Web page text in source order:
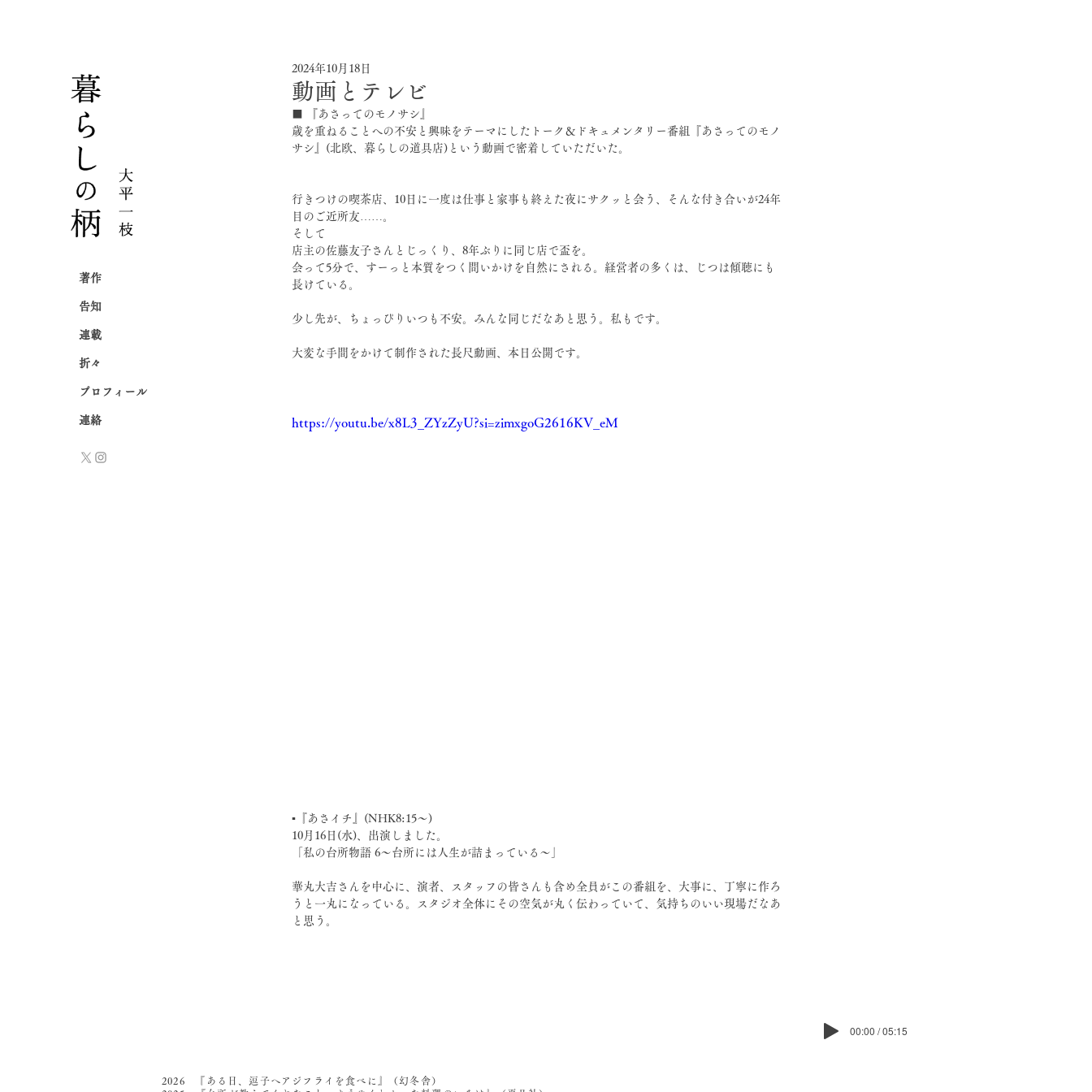
動画とテレビ
2024年10月18日
■ 『あさってのモノサシ』
歳を重ねることへの不安と興味をテーマにしたトーク＆ドキュメンタリー番組『あさってのモノ
サシ』(北欧、暮らしの道具店)という動画で密着していただいた。
行きつけの喫茶店、10日に一度は仕事と家事も終えた夜にサクッと会う、そんな付き合いが24年
目のご近所友……。
そして
店主の佐藤友子さんとじっくり、8年ぶりに同じ店で盃を。
⁡会って5分で、すーっと本質をつく問いかけを自然にされる。経営者の多くは、じつは傾聴にも
長けている。
少し先が、ちょっぴりいつも不安。みんな同じだなあと思う。私もです。
⁡大変な手間をかけて制作された長尺動画、本日公開です。
https://youtu.be/x8L3_ZYzZyU?si=zimxgoG2616KV_eM
▪️『あさイチ』(NHK8:15〜)
10月16日(水)、出演しました。
「私の台所物語 6〜台所には人生が詰まっている〜」
華丸大吉さんを中心に、演者、スタッフの皆さんも含め全員がこの番組を、大事に、丁寧に作ろ
うと一丸になっている。スタジオ全体にその空気が丸く伝わっていて、気持ちのいい現場だなあ
と思う。
著作
告知
連載
折々
プロフィール
連絡
00:00 / 05:15
2026 『ある日、逗子へアジフライを食べに』（幻冬舎）